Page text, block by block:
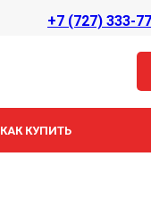
+7 (727) 333-
КАК КУПИТЬ